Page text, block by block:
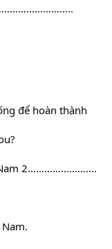
để hoàn thành
Nam 2…………………….